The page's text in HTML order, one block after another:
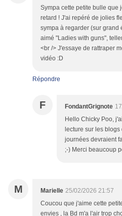
Sympa cette petite bulle que
retard ! J'ai repéré de jolies
sympa à regarder (sur grand
aimé "Ladies with guns",
<br /> J'essaye de rattraper
vidéo :D
Répondre
F FondantGrignote
Hello Chicky Poo,
lecture sur les
journées devraient
;-) Merci beaucoup
M Marielle 25/02/2026 21:57
Coucou que j'aime cette
envies , la Bd m'a l'air trop